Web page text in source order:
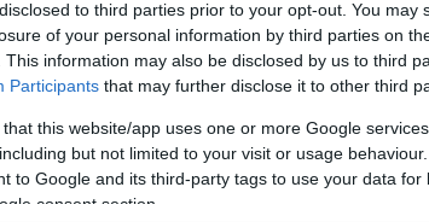
to third parties prior to your opt-out. You may
of your personal information by third parties on
This information may also be disclosed by us to third
Participants that may further disclose it to other third
that this website/app uses one or more Google
but not limited to your visit or usage
to Google and its third-party tags to use your data for
consent section.